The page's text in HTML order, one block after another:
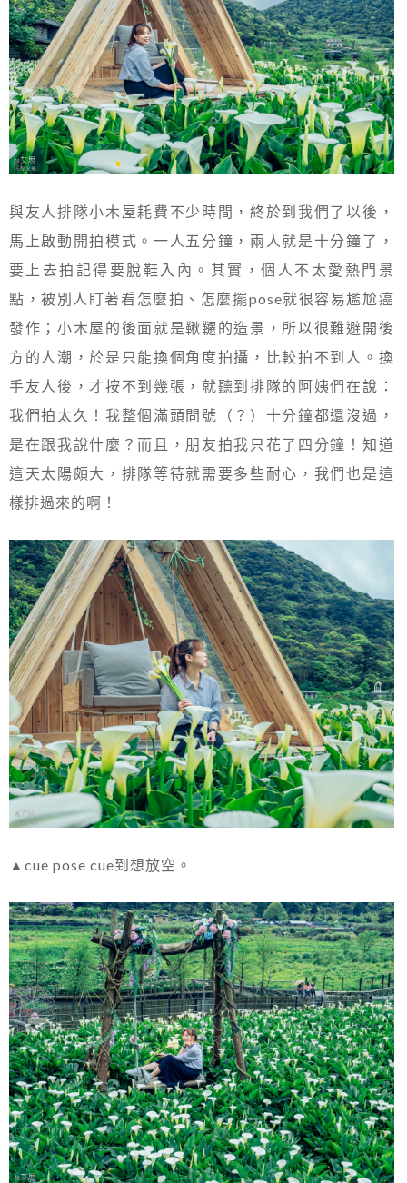
與友人排隊小木屋耗費不少時間，終於到我們了以後，
馬上啟動開拍模式。一人五分鐘，兩人就是十分鐘了，
要上去拍記得要脫鞋入內。其實，個人不太愛熱門景
點，被別人盯著看怎麼拍、怎麼擺pose就很容易尷尬癌
發作；小木屋的後面就是鞦韆的造景，所以很難避開後
方的人潮，於是只能換個角度拍攝，比較拍不到人。換
手友人後，才按不到幾張，就聽到排隊的阿姨們在說：
我們拍太久！我整個滿頭問號（？）十分鐘都還沒過，
是在跟我說什麼？而且，朋友拍我只花了四分鐘！知道
這天太陽頗大，排隊等待就需要多些耐心，我們也是這
樣排過來的啊！
▲cue pose cue到想放空。